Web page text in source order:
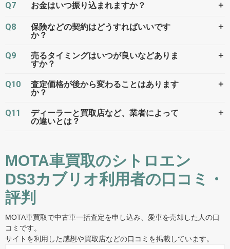
Q7 お金はいつ振り込まれますか？ ＋
Q8
保険などの契約はどうすればいいです
か？
＋
Q9
売るタイミングはいつが良いなどありま
すか？
＋
Q10
査定価格が後から変わることはあります
か？
＋
Q11
ディーラーと買取店など、業者によって
の違いとは？
＋
MOTA車買取のシトロエン
DS3カブリオ利用者の口コミ・
評判
MOTA車買取で中古車一括査定を申し込み、愛車を売却した人の口
コミです。
サイトを利用した感想や買取店などの口コミを掲載しています。